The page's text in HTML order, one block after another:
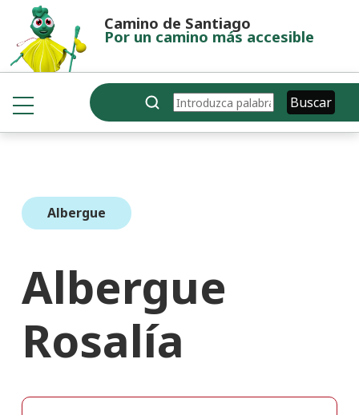
Pasar al contenido principal
Camino de Santiago
Por un camino más accesible
Buscar Buscar
Albergue
Albergue
Rosalía